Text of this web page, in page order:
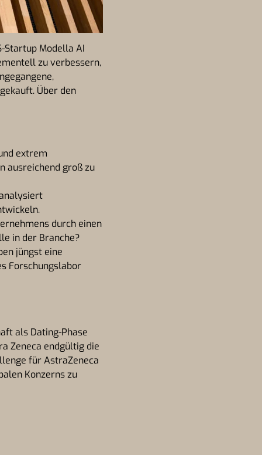
Startup Modella AI
zu verbessern,
Über den
extrem
ausreichend groß zu
durch einen
in der Branche?
jüngst eine
Forschungslabor
als Dating-Phase
Zeneca endgültig die
für AstraZeneca
Konzerns zu